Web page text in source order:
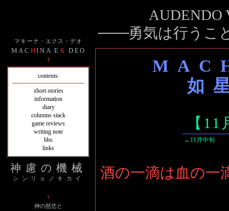
マキーナ・エクス・デオ
MAC HINA E X DEO
†
contents:
short stories
information
diary
columns stack
game reviews
writing note
bbs
links
神慮の機械
シンリョノキカイ
†
神の慈悲と
AUDENDO
───勇気は行うこ
如
【
←11月中旬
酒の一滴は血の一